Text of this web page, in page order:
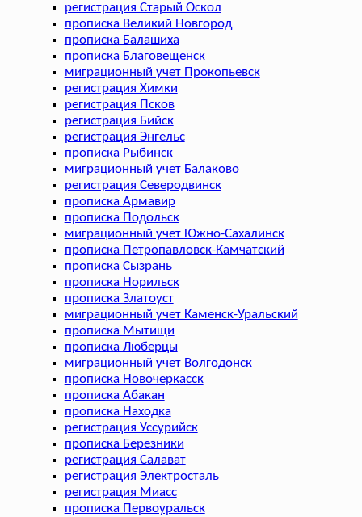
регистрация Старый Оскол
прописка Великий Новгород
прописка Балашиха
прописка Благовещенск
миграционный учет Прокопьевск
регистрация Химки
регистрация Псков
регистрация Бийск
регистрация Энгельс
прописка Рыбинск
миграционный учет Балаково
регистрация Северодвинск
прописка Армавир
прописка Подольск
миграционный учет Южно-Сахалинск
прописка Петропавловск-Камчатский
прописка Сызрань
прописка Норильск
прописка Златоуст
миграционный учет Каменск-Уральский
прописка Мытищи
прописка Люберцы
миграционный учет Волгодонск
прописка Новочеркасск
прописка Абакан
прописка Находка
регистрация Уссурийск
прописка Березники
регистрация Салават
регистрация Электросталь
регистрация Миасс
прописка Первоуральск